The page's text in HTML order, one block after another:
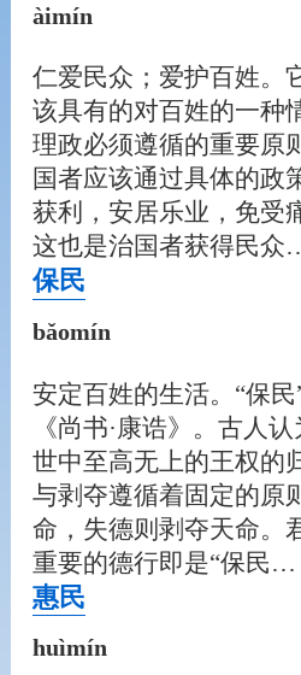
àimín
仁爱民众；爱护百姓。
该具有的对百姓的一种
理政必须遵循的重要原
国者应该通过具体的政
获利，安居乐业，免受
这也是治国者获得民众
保民
bǎomín
安定百姓的生活。“保
《尚书·康诰》。古人
世中至高无上的王权的
与剥夺遵循着固定的原
命，失德则剥夺天命。
重要的德行即是“保民…
惠民
huìmín